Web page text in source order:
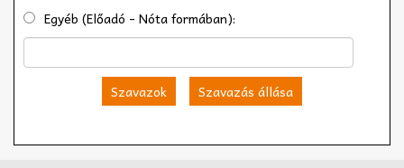
Egyéb (Előadó - Nóta formában):
Szavazok Szavazás állása